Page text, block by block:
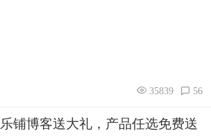
35839 56
乐铺博客送大礼，产品任选免费送